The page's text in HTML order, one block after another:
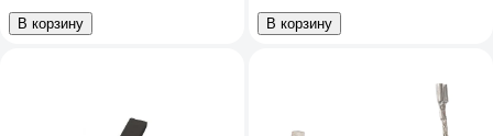
В корзину
UNITED PARTS 90-0848
В корзину